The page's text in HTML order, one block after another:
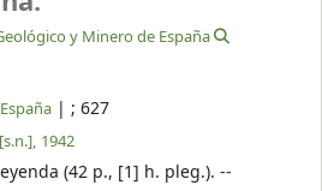
y Minero de España
| ; 627
[s.n.], 1942
(42 p., [1] h. pleg.). --